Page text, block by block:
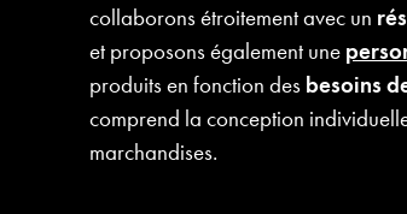
collaborons étroitement avec un
et proposons également une
produits en fonction des besoins
comprend la conception
marchandises.